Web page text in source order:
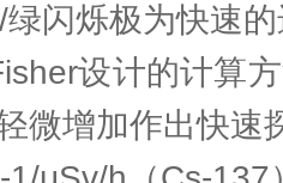
闪烁极为快速
设计的计算
微增加作出快速